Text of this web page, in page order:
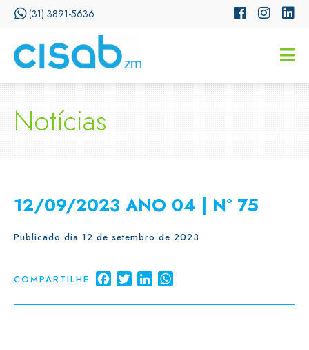
(31) 3891-5636
Notícias
12/09/2023 ANO 04 | Nº 75
Publicado dia 12 de setembro de 2023
COMPARTILHE FacebookTwitterLinkedIn
CISSA